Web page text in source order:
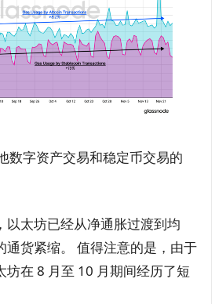
数字资产交易和稳定币交易的
以太坊已经从净通胀过渡到均
通货紧缩。 值得注意的是，由于
坊在 8 月至 10 月期间经历了短